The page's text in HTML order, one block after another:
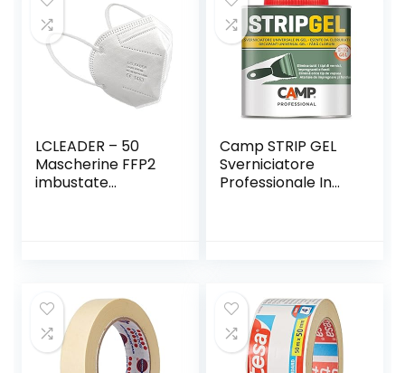
LCLEADER – 50
Mascherine FFP2
imbustate
Camp STRIP GEL
Sverniciatore
Professionale In